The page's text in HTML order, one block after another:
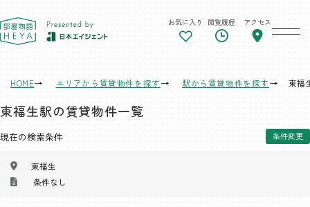
東京 部屋物語 お気に入り 閲覧履歴 アクセス
HOME エリアから賃貸物件を探す 駅から賃貸物件を探す 東福
東福生駅の賃貸物件一覧
現在の検索条件 条件変更
東福生
条件なし